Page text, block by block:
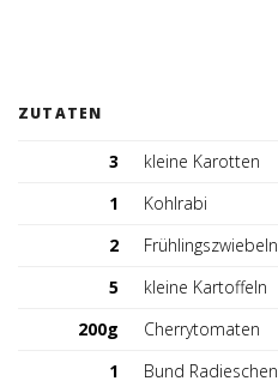
ZUTATEN
3
kleine Karotten
1
Kohlrabi
2
Frühlingszwiebeln
5
kleine Kartoffeln
200g
Cherrytomaten
1
Bund Radieschen